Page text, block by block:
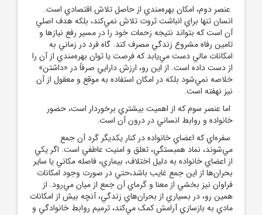
عنصر دوم، امکان بهره‌مندي از حاصل تلاش اقتصادي است.
انسان تنها براي انباشت ثروت تلاش نمي‌کند، بلکه هدف اصلي
آن است که بتواند نتيجه زحمات خود را در مسير رفع نيازها و
تامين رفاه مشروع زندگي مصرف کند. گاه فرد در زماني به
امکانات مالي دست مي‌يابد که فرصت يا توان بهره‌مندي از آن را
از دست داده است. از اين رو، ارزش دارايي صرفاً در «داشتن»
خلاصه نمي‌شود بلکه در امکان استفاده به موقع و معقول از آن
نيز نهفته است.
اما عنصر سوم که از اهميت بيشتري برخوردار است، حضور
خانواده و روابط انساني در درون آن است.
سفره‌اي که اعضاي خانواده در کنار يکديگر گرد آن جمع
مي‌شوند، نماد همبستگي، تعلق و امنيت عاطفي است. اگر يکي
از اعضاي خانواده به دليل اختلاف، بيماري، فاصله مکاني يا ساير
بحران‌ها از اين جمع غايب باشد،حتي در صورت وجود امکانات
فراوان نيز بخشي از معنا و گرماي آن جمع از ميان مي‌رود. از
همين رو، در بسياري از بحران‌هاي زندگي، آنچه بيش از امکانات
مادي به بازسازي آرامش کمک مي‌کند، ترميم روابط خانوادگي و